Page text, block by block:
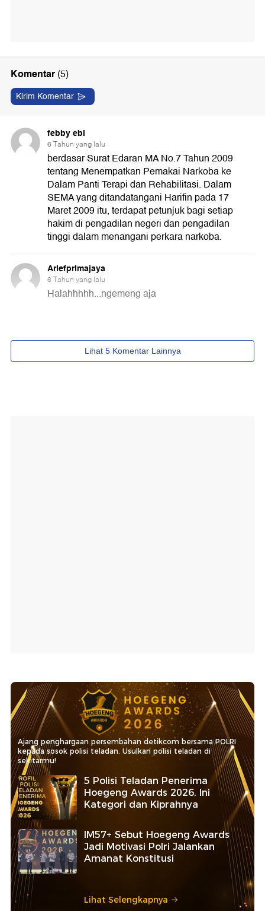
Ajang penghargaan persembahan detikcom bersama POLRI
kepada sosok polisi teladan. Usulkan polisi teladan di
sekitarmu!
5 Polisi Teladan Penerima
Hoegeng Awards 2026, Ini
Kategori dan Kiprahnya
IM57+ Sebut Hoegeng Awards
Jadi Motivasi Polri Jalankan
Amanat Konstitusi
Lihat Selengkapnya